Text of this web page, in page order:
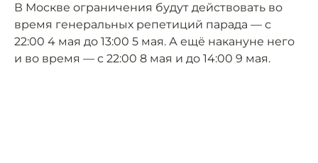
В Москве ограничения будут действовать во
время генеральных репетиций парада — с
22:00 4 мая до 13:00 5 мая. А ещё накануне него
и во время — с 22:00 8 мая и до 14:00 9 мая.